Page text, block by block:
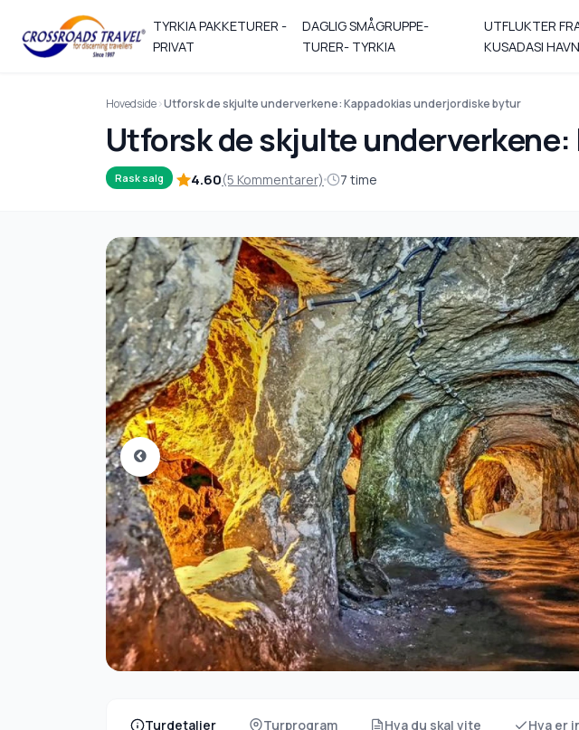
TYRKIA PAKKETURER -
PRIVAT
DAGLIG SMÅGRUPPE-
TURER- TYRKIA
UTFLUKTER
KUSADASI HAVN
Hovedside Utforsk de skjulte underverkene: Kappadokias underjordiske bytur
Utforsk de skjulte
Rask salg 4.60(5 Kommentarer) 7 time
Turdetaljer Turprogram Hva du skal vite Hva er